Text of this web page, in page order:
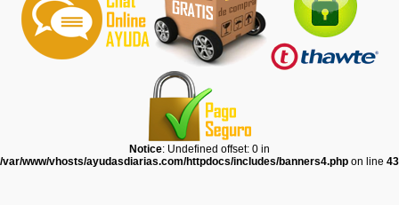
Notice: Undefined offset: 0 in
/var/www/vhosts/ayudasdiarias.com/httpdocs/includes/banners4.php on line 43